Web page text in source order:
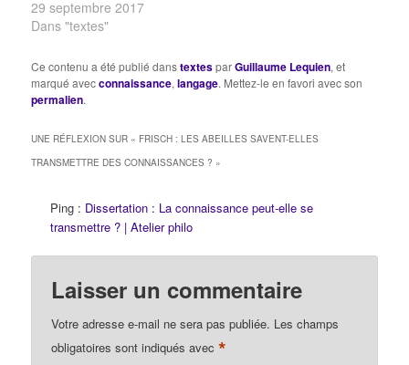
particularités- ci, à
savoir, que nous ouvrons
remuons la tête, que
nous étendons les
mains, et choses
de fausses illusions ; et
29 septembre 2017
Dans "textes"
Ce contenu a été publié danstextesparGuillaume Lequien, et
marqué avecconnaissance,langage. Mettez-le en favori avec son
permalien.
UNE RÉFLEXION SUR « FRISCH : LES ABEILLES SAVENT-ELLES
TRANSMETTRE DES CONNAISSANCES ? »
Ping : Dissertation : La connaissance peut-elle se
transmettre ? | Atelier philo
Laisser un commentaire
Votre adresse e-mail ne sera pas publiée. Les champs
obligatoires sont indiqués avec*